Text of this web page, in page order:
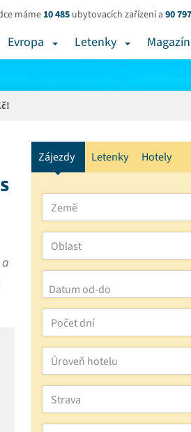
máme 10 485 ubytovacích zařízení a 90 797
Evropa Letenky
Zájezdy Letenky Hotely
Země
Oblast
Počet dní
Úroveň hotelu
Strava